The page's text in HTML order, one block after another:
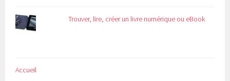
Trouver, lire, créer un livre numérique ou eBook
Accueil